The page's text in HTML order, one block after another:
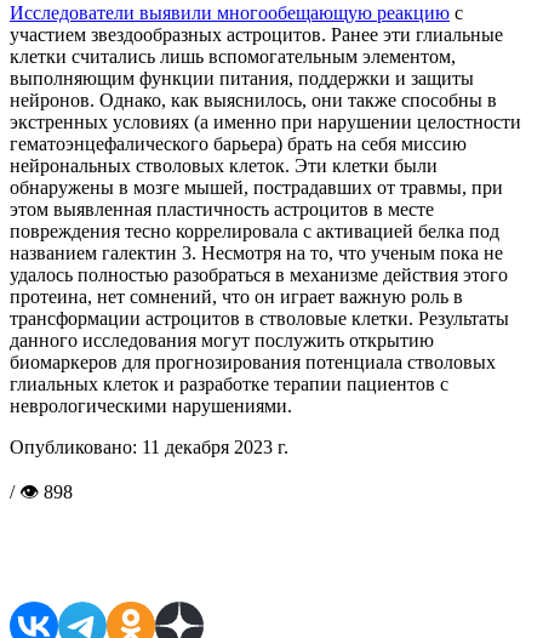
Исследователи выявили многообещающую реакцию с
участием звездообразных астроцитов. Ранее эти глиальные
клетки считались лишь вспомогательным элементом,
выполняющим функции питания, поддержки и защиты
нейронов. Однако, как выяснилось, они также способны в
экстренных условиях (а именно при нарушении целостности
гематоэнцефалического барьера) брать на себя миссию
нейрональных стволовых клеток. Эти клетки были
обнаружены в мозге мышей, пострадавших от травмы, при
этом выявленная пластичность астроцитов в месте
повреждения тесно коррелировала с активацией белка под
названием галектин 3. Несмотря на то, что ученым пока не
удалось полностью разобраться в механизме действия этого
протеина, нет сомнений, что он играет важную роль в
трансформации астроцитов в стволовые клетки. Результаты
данного исследования могут послужить открытию
биомаркеров для прогнозирования потенциала стволовых
глиальных клеток и разработке терапии пациентов с
неврологическими нарушениями.
Опубликовано: 11 декабря 2023 г.
/ 👁 898